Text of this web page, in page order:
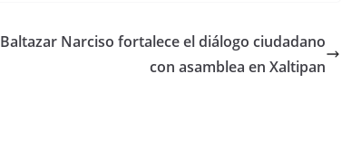
Baltazar Narciso fortalece el diálogo ciudadano
con asamblea en Xaltipan